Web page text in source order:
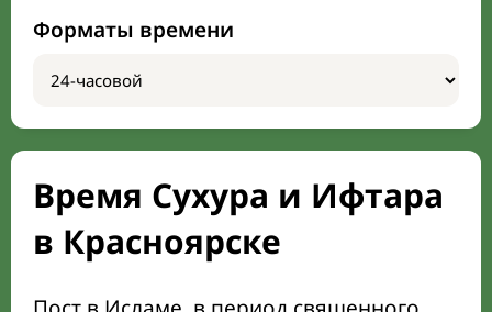
Форматы времени
Время Сухура и Ифтара
в Красноярске